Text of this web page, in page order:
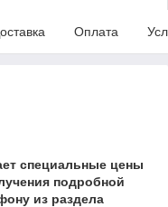
Оплата
специальные цены
подробной
из раздела